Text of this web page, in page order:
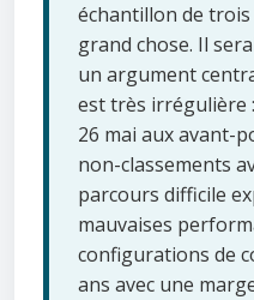
échantillon de
grand chose. Il
un argument
est très irrégulière
26 mai aux avant-
non-classements
parcours difficile
mauvaises
configurations de
ans avec une